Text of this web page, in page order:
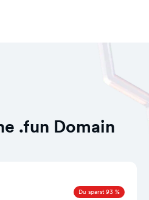
.fun Domain
Du sparst 93 %